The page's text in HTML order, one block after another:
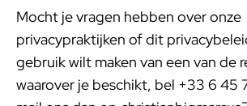
Mocht je vragen hebben over onze
privacypraktijken of dit
gebruik wilt maken van een van de
waarover je beschikt, bel +33 6 45